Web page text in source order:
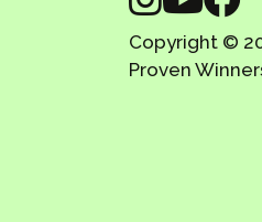
Copyright ©
Proven